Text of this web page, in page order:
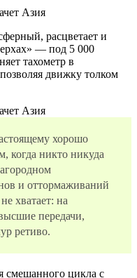
расцветает и
— под 5 000
тахометр в
движку толком
хорошо
когда никто никуда
и оттормаживаний
хватает: на
передачи,
ретиво.
смешанного цикла с